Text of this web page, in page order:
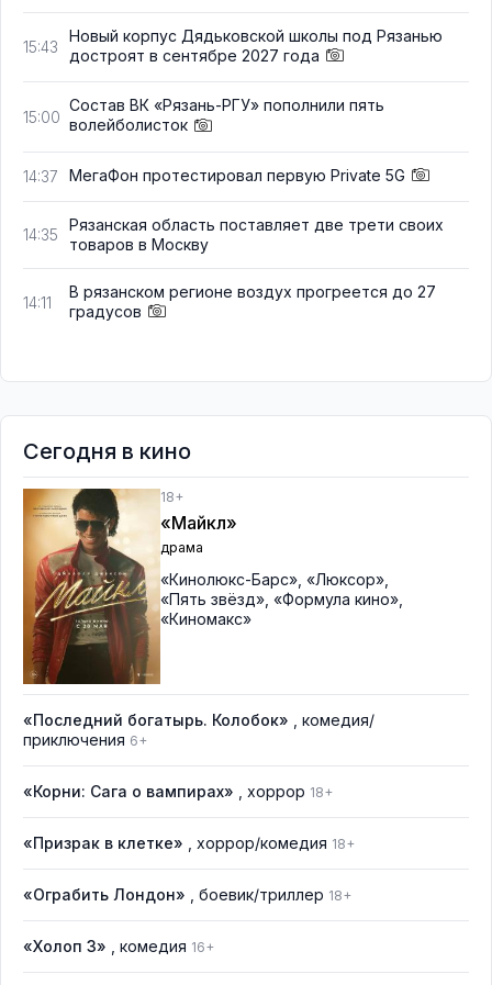
15:43
Новый корпус Дядьковской школы под Рязанью
достроят в сентябре 2027 года
15:00
Состав ВК «Рязань-РГУ» пополнили пять
волейболисток
14:37 МегаФон протестировал первую Private 5G
14:35
Рязанская область поставляет две трети своих
товаров в Москву
14:11
В рязанском регионе воздух прогреется до 27
градусов
Сегодня в кино
18+
«Майкл»
драма
«Кинолюкс-Барс» «Люксор»
«Пять звёзд» «Формула кино»
«Киномакс»
«Последний богатырь. Колобок»
, комедия/
приключения 6+
«Корни: Сага о вампирах» , хоррор 18+
«Призрак в клетке» , хоррор/комедия 18+
«Ограбить Лондон» , боевик/триллер 18+
«Холоп 3» , комедия 16+